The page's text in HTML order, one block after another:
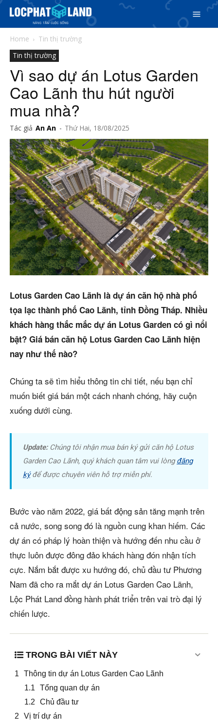
Search
Search
5/5(1 Review)
Phiên bản cập nhật V3
& tìm kiếm nhanh chóng hơn
Trang chủ
Dự án
Thị trường
Liên hệ
Search
5/5(1 Review)
Home
Tin thị trường
Tin thị trường
Vì sao dự án Lotus Garden
Cao Lãnh thu hút người
mua nhà?
Tác giả An An - Thứ Hai, 18/08/2025
Lotus Garden Cao Lãnh là dự án căn hộ nhà phố
tọa lạc thành phố Cao Lãnh, tỉnh Đồng Tháp. Nhiều
khách hàng thắc mắc dự án Lotus Garden có gì nổi
bật? Giá bán căn hộ Lotus Garden Cao Lãnh hiện
nay như thế nào?
Chúng ta sẽ tìm hiểu thông tin chi tiết, nếu bạn chỉ
muốn biết giá bán một cách nhanh chóng, hãy cuộn
xuống dưới cùng.
Update:Chúng tôi nhận mua bán ký gửi căn hộ Lotus
Garden Cao Lãnh, quý khách quan tâm vui lòngđăng
kýđể được chuyên viên hỗ trợ miễn phí.
Bước vào năm 2022, giá bất động sản tăng mạnh trên
cả nước, song song đó là nguồn cung khan hiếm. Các
dự án có pháp lý hoàn thiện và hướng đến nhu cầu ở
thực luôn được đông đảo khách hàng đón nhận tích
cực. Nắm bắt được xu hướng đó, chủ đầu tư Phương
Nam đã cho ra mắt dự án Lotus Garden Cao Lãnh,
Lộc Phát Land đồng hành phát triển trên vai trò đại lý
chiến lược.
TRONG BÀI VIẾT NÀY
Thông tin dự án Lotus Garden Cao Lãnh
Tổng quan dự án
Chủ đầu tư
Vị trí dự án